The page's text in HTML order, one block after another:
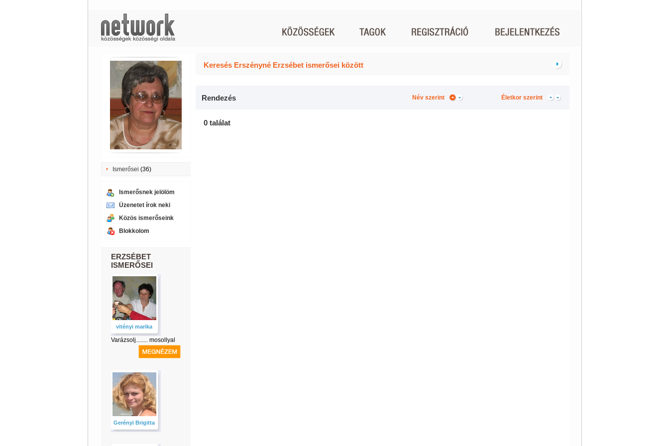
Ismerősei (36)
Ismerősnek jelölöm
Üzenetet írok neki
Közös ismerőseink
Blokkolom
ERZSÉBET
ISMERŐSEI
vitényi marika
Varázsolj........ mosollyal
Gerényi Brigitta
Keresés Erszényné Erzsébet ismerősei között
Rendezés Név szerint Életkor szerint
0 találat